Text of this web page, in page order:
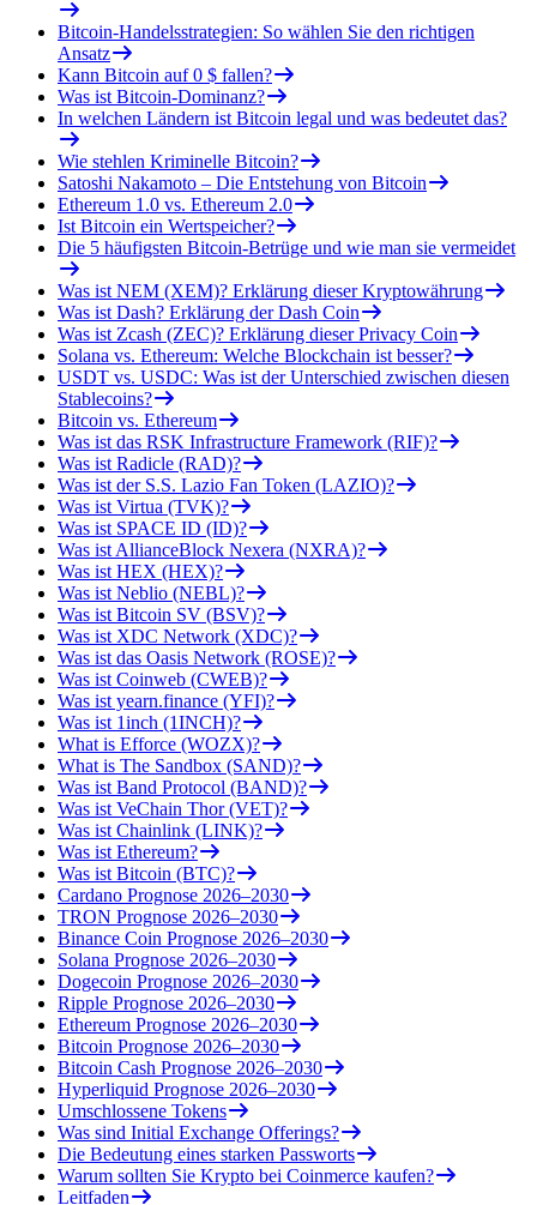
Bitcoin-Handelsstrategien: So wählen Sie den richtigen
Ansatz
Kann Bitcoin auf 0 $ fallen?
Was ist Bitcoin-Dominanz?
In welchen Ländern ist Bitcoin legal und was bedeutet das?
Wie stehlen Kriminelle Bitcoin?
Satoshi Nakamoto – Die Entstehung von Bitcoin
Ethereum 1.0 vs. Ethereum 2.0
Ist Bitcoin ein Wertspeicher?
Die 5 häufigsten Bitcoin-Betrüge und wie man sie vermeidet
Was ist NEM (XEM)? Erklärung dieser Kryptowährung
Was ist Dash? Erklärung der Dash Coin
Was ist Zcash (ZEC)? Erklärung dieser Privacy Coin
Solana vs. Ethereum: Welche Blockchain ist besser?
USDT vs. USDC: Was ist der Unterschied zwischen diesen
Stablecoins?
Bitcoin vs. Ethereum
Was ist das RSK Infrastructure Framework (RIF)?
Was ist Radicle (RAD)?
Was ist der S.S. Lazio Fan Token (LAZIO)?
Was ist Virtua (TVK)?
Was ist SPACE ID (ID)?
Was ist AllianceBlock Nexera (NXRA)?
Was ist HEX (HEX)?
Was ist Neblio (NEBL)?
Was ist Bitcoin SV (BSV)?
Was ist XDC Network (XDC)?
Was ist das Oasis Network (ROSE)?
Was ist Coinweb (CWEB)?
Was ist yearn.finance (YFI)?
Was ist 1inch (1INCH)?
What is Efforce (WOZX)?
What is The Sandbox (SAND)?
Was ist Band Protocol (BAND)?
Was ist VeChain Thor (VET)?
Was ist Chainlink (LINK)?
Was ist Ethereum?
Was ist Bitcoin (BTC)?
Cardano Prognose 2026–2030
TRON Prognose 2026–2030
Binance Coin Prognose 2026–2030
Solana Prognose 2026–2030
Dogecoin Prognose 2026–2030
Ripple Prognose 2026–2030
Ethereum Prognose 2026–2030
Bitcoin Prognose 2026–2030
Bitcoin Cash Prognose 2026–2030
Hyperliquid Prognose 2026–2030
Umschlossene Tokens
Was sind Initial Exchange Offerings?
Die Bedeutung eines starken Passworts
Warum sollten Sie Krypto bei Coinmerce kaufen?
Leitfaden